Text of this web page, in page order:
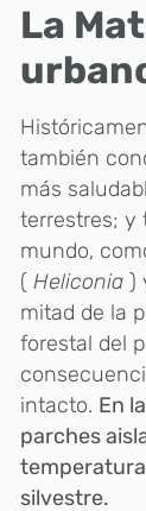
La
también
más
terrestres; y
mundo,
(Heliconia )
mitad de la
forestal del
intacto. En
parches
silvestre.